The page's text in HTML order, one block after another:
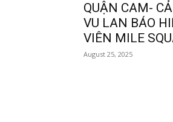
QUẬN CAM-
VU LAN BÁO
VIÊN MILE
August 25, 2025